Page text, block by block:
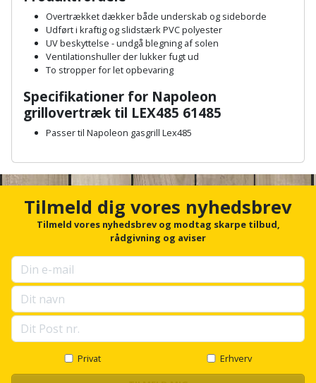
Isolering
Komposit
terrassebrædder
Lecablokke
Lofter
Lofttrapper
Murpap
og
murfolie
hammer
Hammer
Høvl
Kiler
Kniv
Koben
Kridtsnor
Lærlingesæt
Landmålerstok
Borehammer
Boremaskinetilbehør
Detektor
Diamantskæremaskine
Dykkerpistol
Dyksav
Excentersliber
Excenterslibertilbehør
Fedtsprøjte
Flamingoskærer
Plæneklipper
Plæneklipper
tilbehør
Robotplæneklipper
Robotplæneklipper
tilbehør
Vandpumpe
Vertikalskærer
Vinduesvasker
Dørrist
Drivhus
Drivhustilbehør
Elartikler
Flagstænger
til
hus
have
Garderobe
opbevaring
Gavekort
Overtrækket dækker både underskab og sideborde
Udført i kraftig og slidstærk PVC polyester
UV beskyttelse - undgå blegning af solen
Ventilationshuller der lukker fugt ud
To stropper for let opbevaring
Specifikationer for Napoleon
grillovertræk til LEX485 61485
Passer til Napoleon gasgrill Lex485
c
r
u
p
s
e
l
l
Tilmeld dig vores nyhedsbrev
Tilmeld vores nyhedsbrev og modtag skarpe tilbud,
rådgivning og aviser
Privat Erhverv